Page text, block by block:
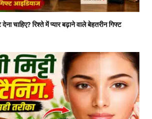
चाहिए? रिश्ते में प्यार बढ़ाने वाले बेहतरीन गिफ्ट